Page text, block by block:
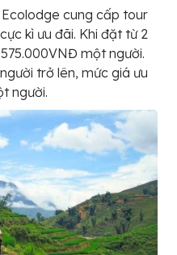
cung cấp tour
kì ưu đãi. Khi đặt từ 2
một người.
trở lên, mức giá ưu
người.